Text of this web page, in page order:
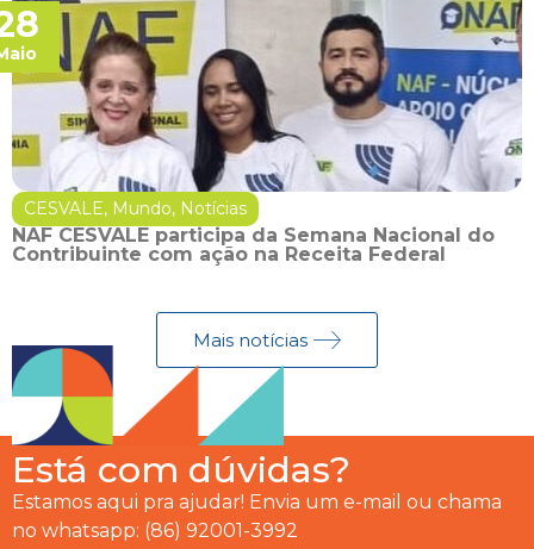
CESVALE, Mundo, Notícias
NAF CESVALE participa da Semana Nacional do
Contribuinte com ação na Receita Federal
Mais notícias
Está com dúvidas?
Estamos aqui pra ajudar! Envia um e-mail ou chama
no whatsapp: (86) 92001-3992